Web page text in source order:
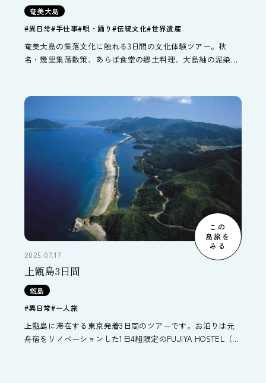
奄美大島
#異日常#手仕事#唄・踊り#伝統文化#世界遺産
奄美大島の集落文化に触れる3日間の文化体験ツアー。秋
名・幾里集落散策、あらば食堂の郷土料理、大島紬の泥染め
この
島旅を
みる
2025.07.17
上甑島3日間
甑島
#異日常#一人旅
上甑島に滞在する東京発着3日間のツアーです。お泊りは元
舟宿をリノベーションした1日4組限定のFUJIYA HOSTEL（フ